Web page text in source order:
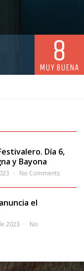
8
MUY BUENA
Día 6,
y Bayona
No Comments
el
2023
No